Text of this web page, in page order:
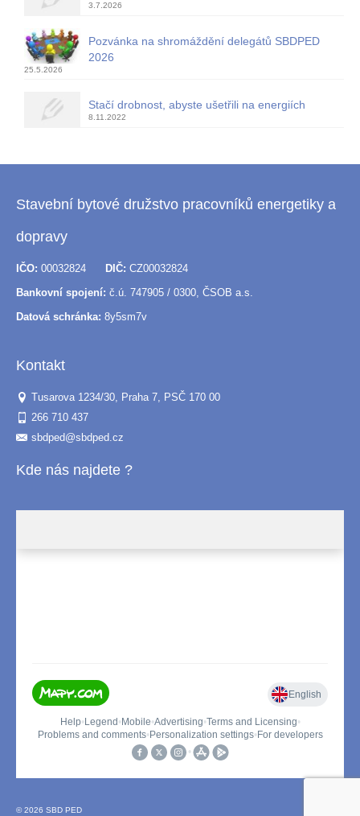
3.7.2026
Pozvánka na shromáždění delegátů SBDPED
2026
25.5.2026
Stačí drobnost, abyste ušetřili na energiích
8.11.2022
Stavební bytové družstvo pracovníků energetiky a
dopravy
IČO: 00032824 DIČ: CZ00032824
Bankovní spojení: č.ú. 747905 / 0300, ČSOB a.s.
Datová schránka: 8y5sm7v
Kontakt
Tusarova 1234/30, Praha 7, PSČ 170 00
266 710 437
sbdped@sbdped.cz
Kde nás najdete ?
© 2026 SBD PED